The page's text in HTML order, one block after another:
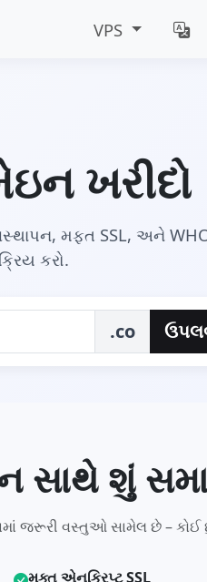
VPS
ખરીદો
મફત SSL, અને
કરો.
.co
સાથે શું
જરૂરી વસ્તુઓ સામેલ છે – કોઈ
મુક્ત એનક્રિપ્ટ SSL